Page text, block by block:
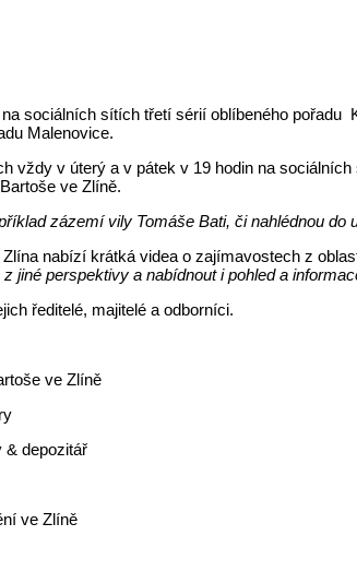
sociálních sítích třetí sérií oblíbeného
Malenovice.
vždy v úterý a v pátek v 19 hodin na
ve Zlíně.
zázemí vily Tomáše Bati, či nahlédnou
nabízí krátká videa o zajímavostech z
jiné perspektivy a nabídnout i pohled a
ředitelé, majitelé a odborníci.
ve Zlíně
& depozitář
ve Zlíně